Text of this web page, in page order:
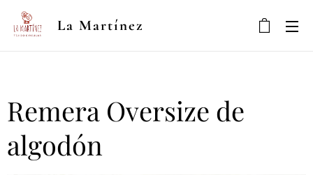
La Martínez
Remera Oversize de
algodón